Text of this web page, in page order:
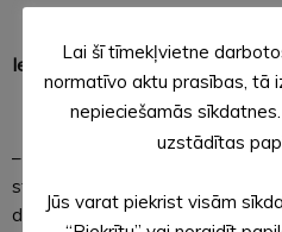
Iedzīvotāju skaita
– Valstī iedzīvotāju skaita
strukturālas pārmaiņas, ir
dienestā, mainījušies banku un
Lai šī tīmekļvietne
normatīvo aktu prasības, tā
nepieciešamās
uzstādītas
Jūs varat piekrist visām